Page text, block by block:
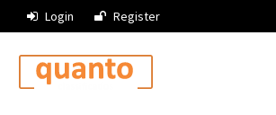
Login Register